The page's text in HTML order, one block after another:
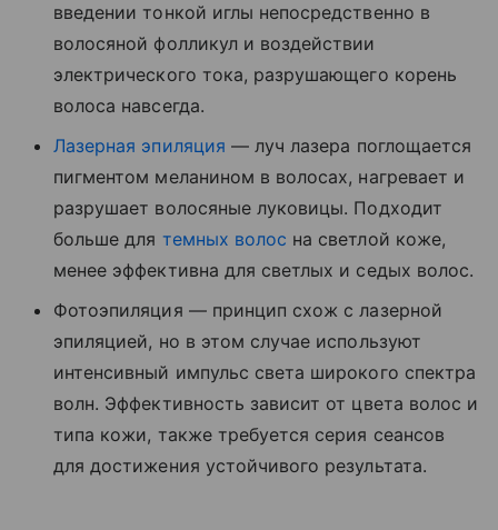
введении тонкой иглы непосредственно в
волосяной фолликул и воздействии
электрического тока, разрушающего корень
волоса навсегда.
Лазерная эпиляция — луч лазера поглощается
пигментом меланином в волосах, нагревает и
разрушает волосяные луковицы. Подходит
больше для темных волос на светлой коже,
менее эффективна для светлых и седых волос.
Фотоэпиляция — принцип схож с лазерной
эпиляцией, но в этом случае используют
интенсивный импульс света широкого спектра
волн. Эффективность зависит от цвета волос и
типа кожи, также требуется серия сеансов
для достижения устойчивого результата.